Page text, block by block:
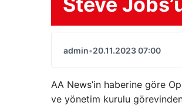
admin•20.11.2023 07:00
AA News’in haberine göre
ve yönetim kurulu